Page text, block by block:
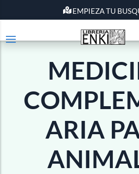
EMPIEZA TU
ARIA